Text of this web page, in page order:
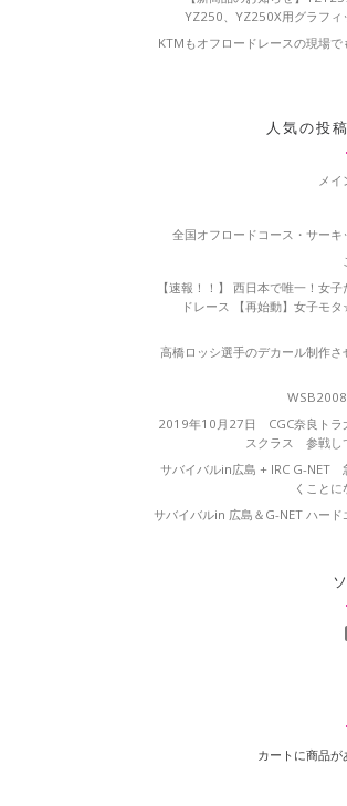
YZ250、YZ250X用グラフィ
KTMもオフロードレースの現場で
人気の投
メイ
全国オフロードコース・サーキ
【速報！！】 西日本で唯一！女
ドレース 【再始動】女子モ
高橋ロッシ選手のデカール制作さ
2019年10月27日 CGC奈良トラ
スクラス 参戦し
サバイバルin広島 + IRC G-NET
くことに
サバイバルin 広島＆G-NET ハード
カートに商品が